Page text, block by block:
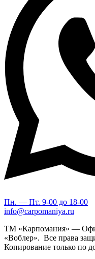
Пн. — Пт. 9-00 до 18-00
info@carpomaniya.ru
ТМ «Карпомания» —
«Воблер». Все права
Копирование только по